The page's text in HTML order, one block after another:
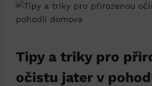
Tipy a triky⁣ pro‌
očistu jater v